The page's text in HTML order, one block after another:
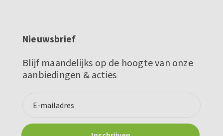
Nieuwsbrief
Blijf maandelijks op de hoogte van onze
aanbiedingen & acties